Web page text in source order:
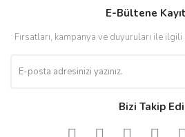
E-Bültene
Fırsatları, kampanya ve duyuruları ile
Bizi Takip